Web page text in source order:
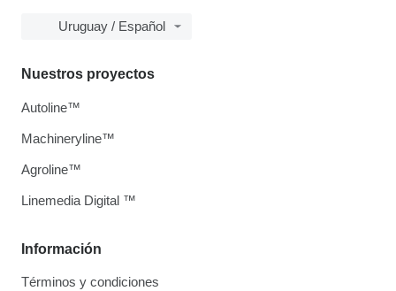
Uruguay / Español
Información
Términos y condiciones
Nuestros proyectos
Autoline™
Machineryline™
Agroline™
Linemedia Digital ™